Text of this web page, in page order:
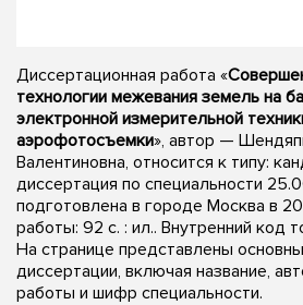
Диссертационная работа «
технологии межевания земель на
электронной измерительной
аэрофотосъемки», автор —
Валентиновна, относится к типу:
диссертация по специальности
подготовлена в городе Москва в
работы: 92 с. : ил.. Внутренний код
На странице представлены
диссертации, включая название,
работы и шифр специальности.